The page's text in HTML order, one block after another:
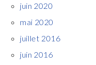
juin 2020
mai 2020
juillet 2016
juin 2016